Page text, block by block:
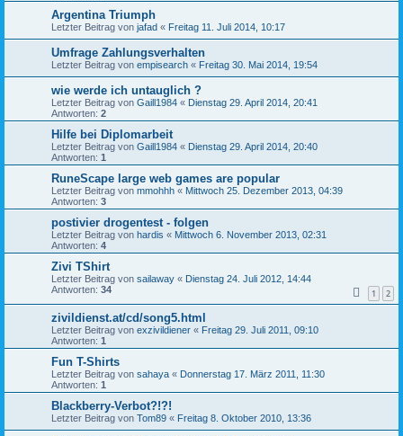
Argentina Triumph
Letzter Beitrag von jafad « Freitag 11. Juli 2014, 10:17
Umfrage Zahlungsverhalten
Letzter Beitrag von empisearch « Freitag 30. Mai 2014, 19:54
wie werde ich untauglich ?
Letzter Beitrag von Gaill1984 « Dienstag 29. April 2014, 20:41
Antworten: 2
Hilfe bei Diplomarbeit
Letzter Beitrag von Gaill1984 « Dienstag 29. April 2014, 20:40
Antworten: 1
RuneScape large web games are popular
Letzter Beitrag von mmohhh « Mittwoch 25. Dezember 2013, 04:39
Antworten: 3
postivier drogentest - folgen
Letzter Beitrag von hardis « Mittwoch 6. November 2013, 02:31
Antworten: 4
Zivi TShirt
Letzter Beitrag von sailaway « Dienstag 24. Juli 2012, 14:44
Antworten: 34 1 2
zivildienst.at/cd/song5.html
Letzter Beitrag von exzivildiener « Freitag 29. Juli 2011, 09:10
Antworten: 1
Fun T-Shirts
Letzter Beitrag von sahaya « Donnerstag 17. März 2011, 11:30
Antworten: 1
Blackberry-Verbot?!?!
Letzter Beitrag von Tom89 « Freitag 8. Oktober 2010, 13:36